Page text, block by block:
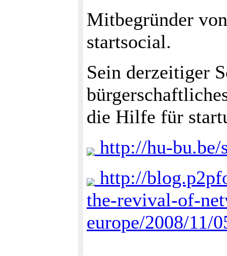
Mitbegründer
startsocial.
Sein derzeitiger
die Hilfe für
http://hu-bu.be/
http://
the-revival-of-
europe/2008/11/